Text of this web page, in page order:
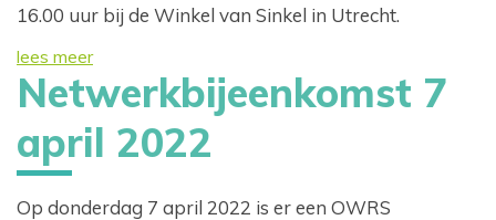
16.00 uur bij de Winkel van Sinkel in Utrecht.
lees meer
Netwerkbijeenkomst 7
april 2022
Op donderdag 7 april 2022 is er een OWRS